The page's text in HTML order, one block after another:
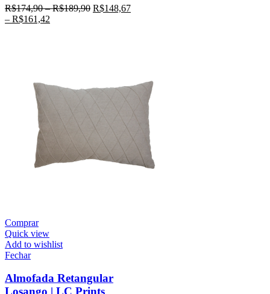
R$174,90–R$189,90 R$148,67
– R$161,42
Comprar
Quick view
Add to wishlist
Fechar
Almofada Retangular
Losango | LC Prints